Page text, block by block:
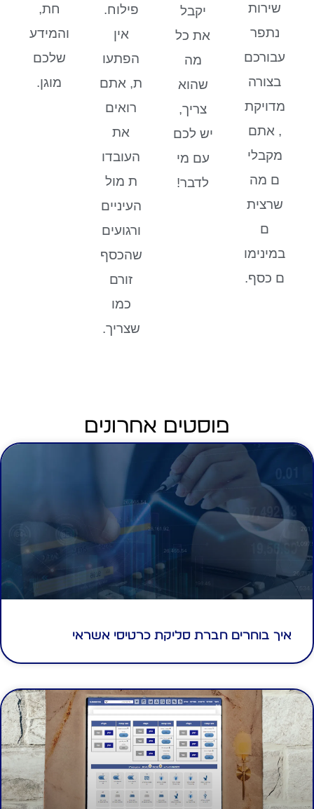
שירות
נתפר
עבורכם
בצורה
מדויקת
, אתם
מקבלי
ם מה
שרצית
ם
במינימו
ם כסף.
יקבל
את כל
מה
שהוא
צריך,
יש לכם
עם מי
לדבר!
פילוח.
אין
הפתעו
ת, אתם
רואים
את
העובדו
ת מול
העיניים
ורגועים
שהכסף
זורם
כמו
שצריך.
חת,
והמידע
שלכם
מוגן.
פוסטים אחרונים
איך בוחרים חברת סליקת כרטיסי אשראי